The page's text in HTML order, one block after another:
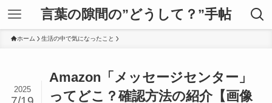
言葉の隙間の”どうして？”手帖
ホーム 生活の中で気になったこと
Amazon「メッセージセンター」
ってどこ？確認方法の紹介【画像
2025